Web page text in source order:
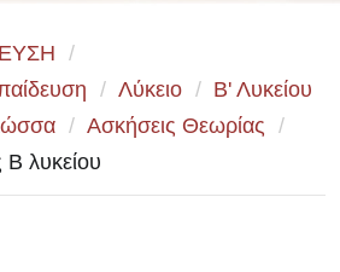
/
/ Λύκειο / Β' Λυκείου
/ Ασκήσεις Θεωρίας /
λυκείου